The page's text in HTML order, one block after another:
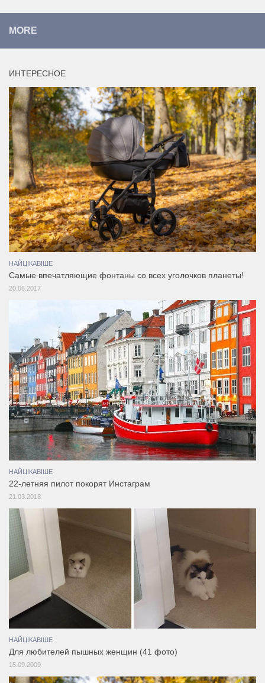
MORE
ИНТЕРЕСНОЕ
НАЙЦІКАВІШЕ
Самые впечатляющие фонтаны со всех уголочков планеты!
20.06.2017
НАЙЦІКАВІШЕ
22-летняя пилот покорят Инстаграм
21.03.2018
НАЙЦІКАВІШЕ
Для любителей пышных женщин (41 фото)
15.09.2009